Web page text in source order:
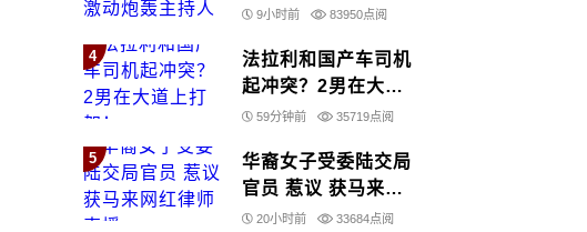
持人
9小时前 83950点阅
4
法拉利和国产车司机
起冲突？2男在大道
上打架！
59分钟前 35719点阅
5
华裔女子受委陆交局
官员 惹议 获马来网
红律师声援
20小时前 33684点阅